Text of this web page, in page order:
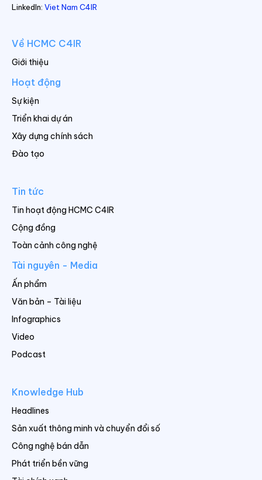
LinkedIn: Viet Nam C4IR
Về HCMC C4IR
Giới thiệu
Hoạt động
Sự kiện
Triển khai dự án
Xây dựng chính sách
Đào tạo
Tin tức
Tin hoạt động HCMC C4IR
Cộng đồng
Toàn cảnh công nghệ
Tài nguyên - Media
Ấn phẩm
Văn bản – Tài liệu
Infographics
Video
Podcast
Knowledge Hub
Headlines
Sản xuất thông minh và chuyển đổi số
Công nghệ bán dẫn
Phát triển bền vững